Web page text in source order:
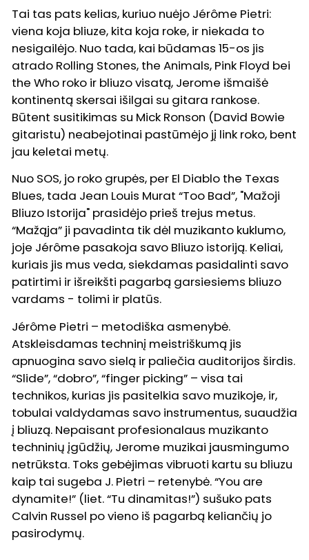
Tai tas pats kelias, kuriuo nuėjo Jérôme Pietri:
viena koja bliuze, kita koja roke, ir niekada to
nesigailėjo. Nuo tada, kai būdamas 15-os jis
atrado Rolling Stones, the Animals, Pink Floyd bei
the Who roko ir bliuzo visatą, Jerome išmaišė
kontinentą skersai išilgai su gitara rankose.
Būtent susitikimas su Mick Ronson (David Bowie
gitaristu) neabejotinai pastūmėjo jį link roko, bent
jau keletai metų.
Nuo SOS, jo roko grupės, per El Diablo the Texas
Blues, tada Jean Louis Murat “Too Bad”, "Mažoji
Bliuzo Istorija" prasidėjo prieš trejus metus.
“Mažąja” ji pavadinta tik dėl muzikanto kuklumo,
joje Jérôme pasakoja savo Bliuzo istoriją. Keliai,
kuriais jis mus veda, siekdamas pasidalinti savo
patirtimi ir išreikšti pagarbą garsiesiems bliuzo
vardams - tolimi ir platūs.
Jérôme Pietri – metodiška asmenybė.
Atskleisdamas techninį meistriškumą jis
apnuogina savo sielą ir paliečia auditorijos širdis.
“Slide”, “dobro”, “finger picking” – visa tai
technikos, kurias jis pasitelkia savo muzikoje, ir,
tobulai valdydamas savo instrumentus, suaudžia
į bliuzą. Nepaisant profesionalaus muzikanto
techninių įgūdžių, Jerome muzikai jausmingumo
netrūksta. Toks gebėjimas vibruoti kartu su bliuzu
kaip tai sugeba J. Pietri – retenybė. “You are
dynamite!” (liet. “Tu dinamitas!”) sušuko pats
Calvin Russel po vieno iš pagarbą keliančių jo
pasirodymų.